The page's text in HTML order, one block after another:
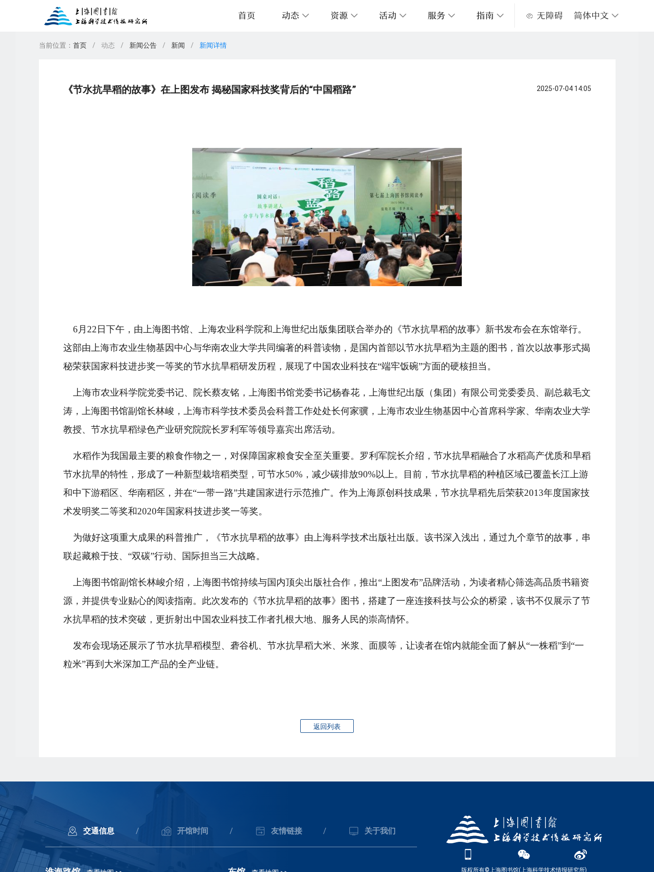
首页 动态
新闻公告 借阅排行榜 阅读报告
资源
图书 期刊 报纸 数字资源
活动
上图讲座 上图展览 上图培训
服务
东馆服务 家谱馆 我的图书馆
指南
办证须知 读者须知 楼层导览
无障碍 简体中文
当前位置： 首页 / 动态 / 新闻公告 / 新闻 / 新闻详情
《节水抗旱稻的故事》在上图发布 揭秘国家科技奖背后的“中国稻路” 2025-07-04 14:05
6月22日下午，由上海图书馆、上海农业科学院和上海世纪出版集团联合举办的《节水抗旱稻的故事》新书发布会在东馆举行。
这部由上海市农业生物基因中心与华南农业大学共同编著的科普读物，是国内首部以节水抗旱稻为主题的图书，首次以故事形式揭
秘荣获国家科技进步奖一等奖的节水抗旱稻研发历程，展现了中国农业科技在“端牢饭碗”方面的硬核担当。
上海市农业科学院党委书记、院长蔡友铭，上海图书馆党委书记杨春花，上海世纪出版（集团）有限公司党委委员、副总裁毛文
涛，上海图书馆副馆长林峻，上海市科学技术委员会科普工作处处长何家骥，上海市农业生物基因中心首席科学家、华南农业大学
教授、节水抗旱稻绿色产业研究院院长罗利军等领导嘉宾出席活动。
水稻作为我国最主要的粮食作物之一，对保障国家粮食安全至关重要。罗利军院长介绍，节水抗旱稻融合了水稻高产优质和旱稻
节水抗旱的特性，形成了一种新型栽培稻类型，可节水50%，减少碳排放90%以上。目前，节水抗旱稻的种植区域已覆盖长江上游
和中下游稻区、华南稻区，并在“一带一路”共建国家进行示范推广。作为上海原创科技成果，节水抗旱稻先后荣获2013年度国家技
术发明奖二等奖和2020年国家科技进步奖一等奖。
为做好这项重大成果的科普推广，《节水抗旱稻的故事》由上海科学技术出版社出版。该书深入浅出，通过九个章节的故事，串
联起藏粮于技、 “双碳”行动、国际担当三大战略。
上海图书馆副馆长林峻介绍，上海图书馆持续与国内顶尖出版社合作，推出“上图发布”品牌活动，为读者精心筛选高品质书籍资
源，并提供专业贴心的阅读指南。此次发布的《节水抗旱稻的故事》图书，搭建了一座连接科技与公众的桥梁，该书不仅展示了节
水抗旱稻的技术突破，更折射出中国农业科技工作者扎根大地、服务人民的崇高情怀。
发布会现场还展示了节水抗旱稻模型、砻谷机、节水抗旱稻大米、米浆、面膜等，让读者在馆内就能全面了解从“一株稻”到“一
粒米”再到大米深加工产品的全产业链。
返回列表
交通信息 / 开馆时间 / 友情链接 / 关于我们
版权所有©上海图书馆(上海科学技术情报研究所)